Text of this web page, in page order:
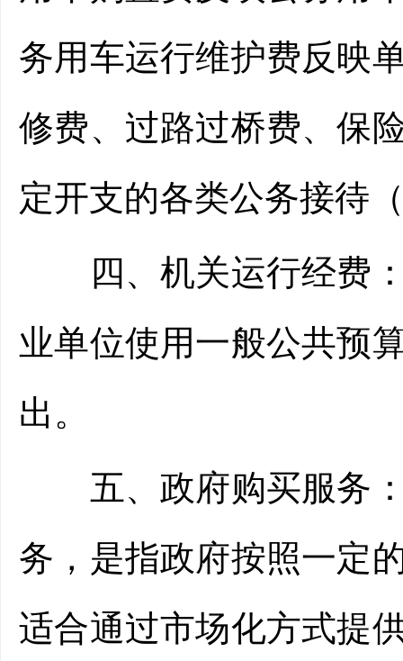
务用车运行维护费反映
修费、过路过桥费、保
定开支的各类公务接待
四、机关运行经费：
业单位使用一般公共预
出。
五、政府购买服务：
务，是指政府按照一定
适合通过市场化方式提